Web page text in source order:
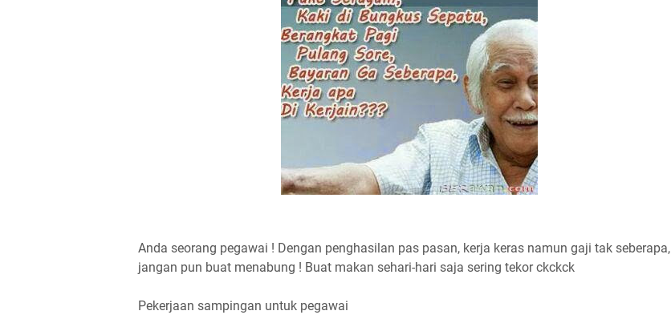
Anda seorang pegawai ! Dengan penghasilan pas pasan, kerja keras namun gaji tak seberapa,
jangan pun buat menabung ! Buat makan sehari-hari saja sering tekor ckckck
Pekerjaan sampingan untuk pegawai